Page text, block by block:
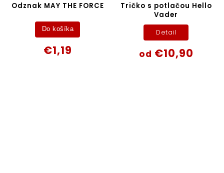
Odznak MAY THE FORCE
€1,19
Do košíka
Tričko s potlačou Hello
Vader
od €10,90
Detail